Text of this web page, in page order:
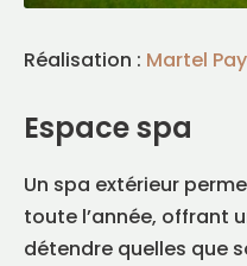
Réalisation : Martel
Espace spa
Un spa extérieur
toute l’année, offrant
détendre quelles que